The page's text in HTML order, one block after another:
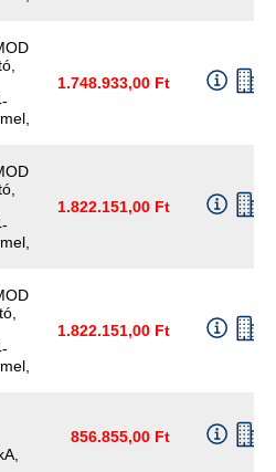
1.748.933,00 Ft
1.822.151,00 Ft
1.822.151,00 Ft
856.855,00 Ft